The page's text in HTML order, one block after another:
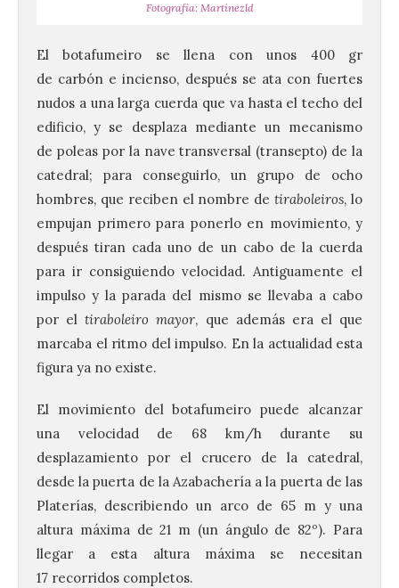
Fotografía: Martínezld
El botafumeiro se llena con unos 400 gr
de carbón e incienso, después se ata con fuertes
nudos a una larga cuerda que va hasta el techo del
edificio, y se desplaza mediante un mecanismo
de poleas por la nave transversal (transepto) de la
catedral; para conseguirlo, un grupo de ocho
hombres, que reciben el nombre detiraboleiros, lo
empujan primero para ponerlo en movimiento, y
después tiran cada uno de un cabo de la cuerda
para ir consiguiendo velocidad. Antiguamente el
impulso y la parada del mismo se llevaba a cabo
por eltiraboleiro mayor, que además era el que
marcaba el ritmo del impulso. En la actualidad esta
figura ya no existe.
El movimiento del botafumeiro puede alcanzar
una velocidad de 68 km/h durante su
desplazamiento por el crucero de la catedral,
desde la puerta de la Azabachería a la puerta de las
Platerías, describiendo un arco de 65 m y una
altura máxima de 21 m (un ángulo de 82º). Para
llegar a esta altura máxima se necesitan
17 recorridos completos.